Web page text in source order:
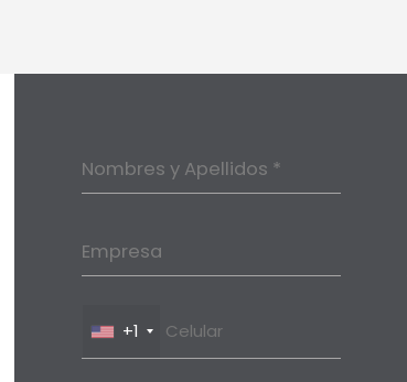
Nombres y Apellidos *
Empresa
+1